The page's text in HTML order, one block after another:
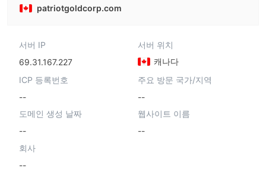
patriotgoldcorp.com
서버 IP
69.31.167.227
서버 위치
캐나다
ICP 등록번호
--
주요 방문 국가/지역
--
도메인 생성 날짜
--
웹사이트 이름
--
회사
--